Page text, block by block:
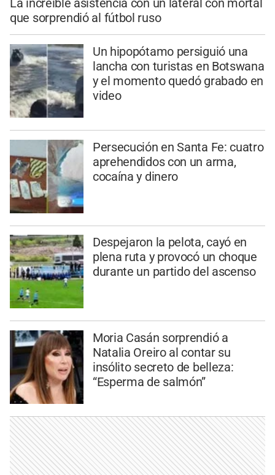
La increíble asistencia con un lateral con mortal
que sorprendió al fútbol ruso
Un hipopótamo persiguió una
lancha con turistas en Botswana
y el momento quedó grabado en
video
Persecución en Santa Fe: cuatro
aprehendidos con un arma,
cocaína y dinero
Despejaron la pelota, cayó en
plena ruta y provocó un choque
durante un partido del ascenso
Moria Casán sorprendió a
Natalia Oreiro al contar su
insólito secreto de belleza:
“Esperma de salmón”